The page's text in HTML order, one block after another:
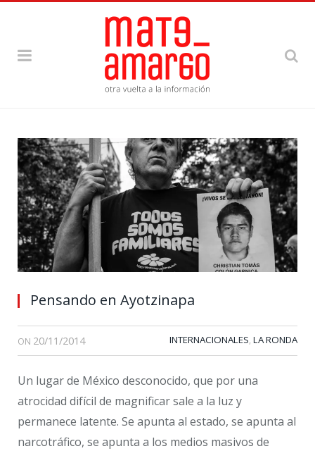
Pensando en Ayotzinapa
ON 20/11/2014 INTERNACIONALES, LA RONDA
Un lugar de México desconocido, que por una
atrocidad difícil de magnificar sale a la luz y
permanece latente. Se apunta al estado, se apunta al
narcotráfico, se apunta a los medios masivos de